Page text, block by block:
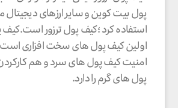
پول بیت کوین و سایر ارزهای دیجیتال
استفاده کرد ؛کیف پول ترزور است.کیف
اولین کیف پول های سخت افزاری
امنیت کیف پول های سرد و هم
پول های گرم را دارد.